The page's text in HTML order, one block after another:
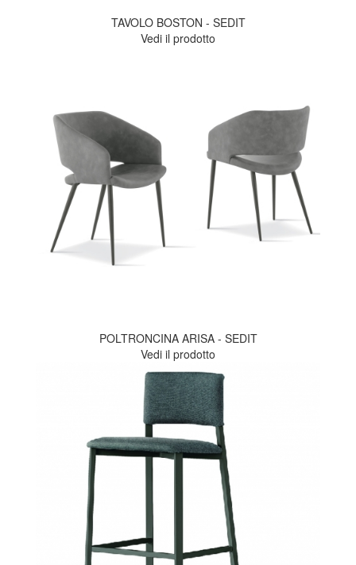
TAVOLO BOSTON - SEDIT
Vedi il prodotto
POLTRONCINA ARISA - SEDIT
Vedi il prodotto